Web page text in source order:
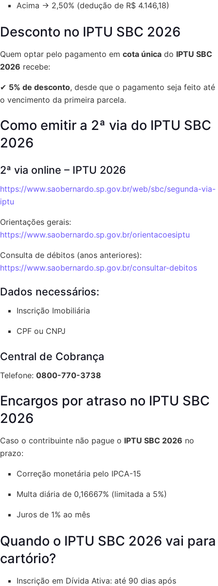
Acima → 2,50% (dedução de R$ 4.146,18)
Desconto no IPTU SBC 2026
Quem optar pelo pagamento em cota única do IPTU SBC
2026 recebe:
✔ 5% de desconto, desde que o pagamento seja feito até
o vencimento da primeira parcela.
Como emitir a 2ª via do IPTU SBC
2026
2ª via online – IPTU 2026
https://www.saobernardo.sp.gov.br/web/sbc/segunda-via-
iptu
Orientações gerais:
https://www.saobernardo.sp.gov.br/orientacoesiptu
Consulta de débitos (anos anteriores):
https://www.saobernardo.sp.gov.br/consultar-debitos
Dados necessários:
Inscrição Imobiliária
CPF ou CNPJ
Central de Cobrança
Telefone: 0800-770-3738
Encargos por atraso no IPTU SBC
2026
Caso o contribuinte não pague o IPTU SBC 2026 no
prazo:
Correção monetária pelo IPCA-15
Multa diária de 0,16667% (limitada a 5%)
Juros de 1% ao mês
Quando o IPTU SBC 2026 vai para
cartório?
Inscrição em Dívida Ativa: até 90 dias após